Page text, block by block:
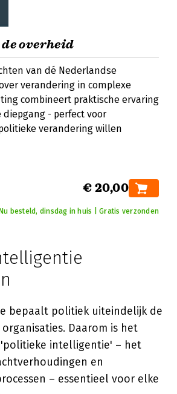
overheid
van dé Nederlandse
verandering in complexe
combineert praktische ervaring
- perfect voor
verandering willen
€ 20,00
besteld, dinsdag in huis | Gratis verzonden
bepaalt politiek uiteindelijk de
Daarom is het
intelligentie' – het
en
– essentieel voor elke